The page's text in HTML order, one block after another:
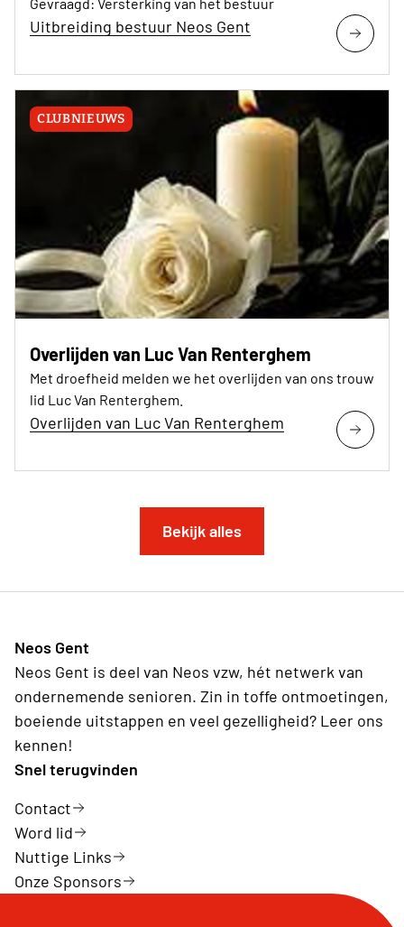
Uitbreiding bestuur Neos Gent
CLUBNIEUWS
Overlijden van Luc Van Renterghem
Met droefheid melden we het overlijden van ons trouw
lid Luc Van Renterghem.
Overlijden van Luc Van Renterghem
Bekijk alles
Neos Gent
Neos Gent is deel van Neos vzw, hét netwerk van
ondernemende senioren. Zin in toffe ontmoetingen,
boeiende uitstappen en veel gezelligheid? Leer ons
kennen!
Snel terugvinden
Contact
Word lid
Nuttige Links
Onze Sponsors